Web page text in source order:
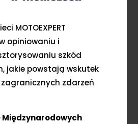
MOTOEXPERT
opiniowaniu i
szkód
jakie powstają wskutek
zdarzeń
Międzynarodowych